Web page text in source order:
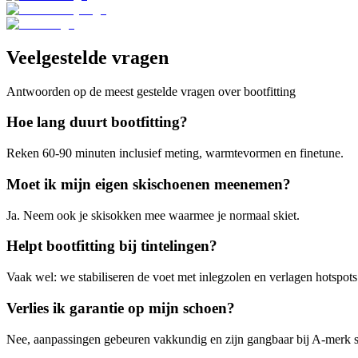
Veelgestelde vragen
Antwoorden op de meest gestelde vragen over bootfitting
Hoe lang duurt bootfitting?
Reken 60-90 minuten inclusief meting, warmtevormen en finetune.
Moet ik mijn eigen skischoenen meenemen?
Ja. Neem ook je skisokken mee waarmee je normaal skiet.
Helpt bootfitting bij tintelingen?
Vaak wel: we stabiliseren de voet met inlegzolen en verlagen
Verlies ik garantie op mijn schoen?
Nee, aanpassingen gebeuren vakkundig en zijn gangbaar bij A-merk